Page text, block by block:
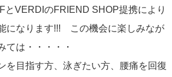
NEWS
ABOUT US
とVERDIのFRIEND SHOP提携により
になります!!! この機会に楽しみなが
ては・・・・・
を目指す方、泳ぎたい方、腰痛を回復